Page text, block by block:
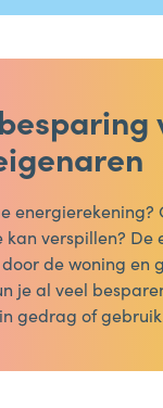
kan verspillen? De
de woning en
je al veel
gedrag of